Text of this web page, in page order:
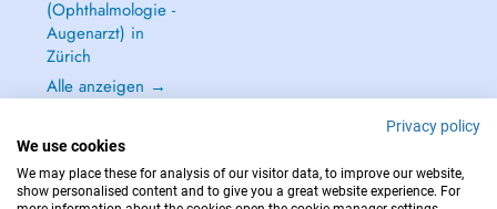
(Ophthalmologie -
Augenarzt) in
Zürich
Alle anzeigen →
Privacy policy
We use cookies
We may place these for analysis of our visitor data, to improve our website,
show personalised content and to give you a great website experience. For